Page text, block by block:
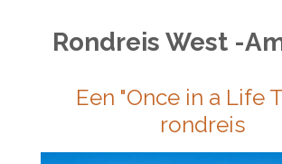
Rondreis West -
Een "Once in a Life
rondreis